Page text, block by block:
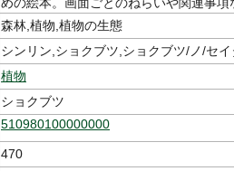
森林,植物,植物の生態
シンリン,ショクブツ,ショクブツ/ノ/セイ
植物
ショクブツ
510980100000000
470